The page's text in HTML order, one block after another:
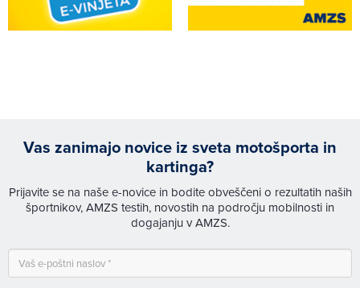
Vas zanimajo novice iz sveta motošporta in
kartinga?
Prijavite se na naše e-novice in bodite obveščeni o rezultatih naših
športnikov, AMZS testih, novostih na področju mobilnosti in
dogajanju v AMZS.